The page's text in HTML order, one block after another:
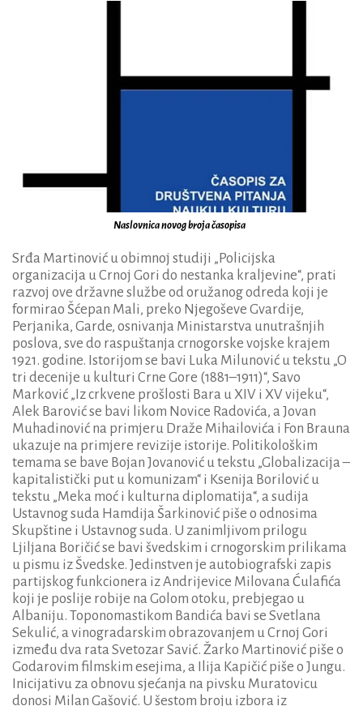
Naslovnica novog broja časopisa
Srđa Martinović u obimnoj studiji „Policijska
organizacija u Crnoj Gori do nestanka kraljevine“, prati
razvoj ove državne službe od oružanog odreda koji je
formirao Šćepan Mali, preko Njegoševe Gvardije,
Perjanika, Garde, osnivanja Ministarstva unutrašnjih
poslova, sve do raspuštanja crnogorske vojske krajem
1921. godine. Istorijom se bavi Luka Milunović u tekstu „O
tri decenije u kulturi Crne Gore (1881–1911)“, Savo
Marković „Iz crkvene prošlosti Bara u XIV i XV vijeku“,
Alek Barović se bavi likom Novice Radovića, a Jovan
Muhadinović na primjeru Draže Mihailovića i Fon Brauna
ukazuje na primjere revizije istorije. Politikološkim
temama se bave Bojan Jovanović u tekstu „Globalizacija –
kapitalistički put u komunizam“ i Ksenija Borilović u
tekstu „Meka moć i kulturna diplomatija“, a sudija
Ustavnog suda Hamdija Šarkinović piše o odnosima
Skupštine i Ustavnog suda. U zanimljivom prilogu
Ljiljana Boričić se bavi švedskim i crnogorskim prilikama
u pismu iz Švedske. Jedinstven je autobiografski zapis
partijskog funkcionera iz Andrijevice Milovana Ćulafića
koji je poslije robije na Golom otoku, prebjegao u
Albaniju. Toponomastikom Bandića bavi se Svetlana
Sekulić, a vinogradarskim obrazovanjem u Crnoj Gori
između dva rata Svetozar Savić. Žarko Martinović piše o
Godarovim filmskim esejima, a Ilija Kapičić piše o Jungu.
Inicijativu za obnovu sjećanja na pivsku Muratovicu
donosi Milan Gašović. U šestom broju izbora iz